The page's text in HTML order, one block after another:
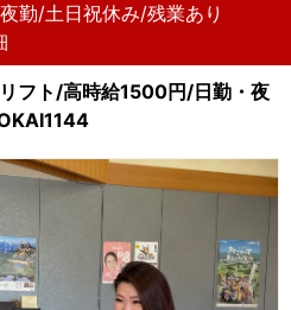
勤/土日祝休み/残業あり
リフト/高時給1500円/日勤・夜